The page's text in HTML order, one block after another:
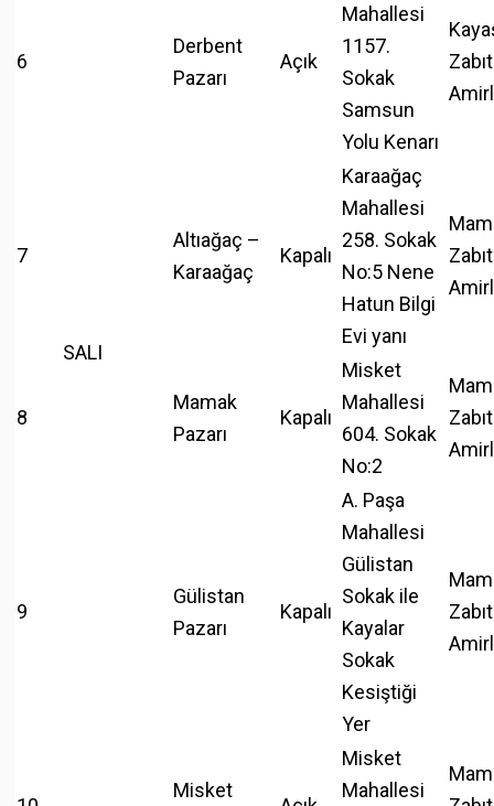
6
SALI
Derbent
Pazarı
Açık
Mahallesi
1157.
Sokak
Samsun
Yolu Kenarı
7
Altıağaç –
Karaağaç
Kapalı
Karaağaç
Mahallesi
258. Sokak
No:5 Nene
Hatun Bilgi
Evi yanı
8
Mamak
Pazarı
Kapalı
Misket
Mahallesi
604. Sokak
No:2
9
Gülistan
Pazarı
Kapalı
A. Paşa
Mahallesi
Gülistan
Sokak ile
Kayalar
Sokak
Kesiştiği
Yer
Misket
Misket
Mahallesi